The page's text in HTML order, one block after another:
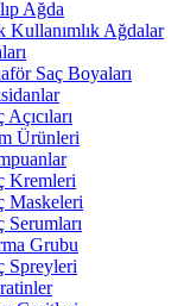
Ağda
Kullanımlık Ağdalar
Saç Boyaları
Açıcıları
Ürünleri
Kremleri
Maskeleri
Serumları
Grubu
Spreyleri